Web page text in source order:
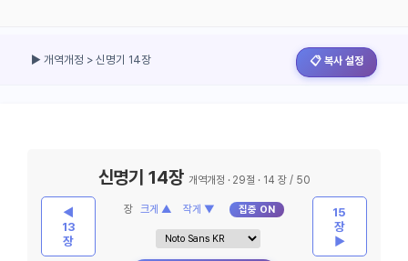
▶ 개역개정 > 신명기 14장 📋 복사 설정
◀
13
장
신명기 14장 개역개정 · 29절 · 14 장 / 50
장 크게 ▲ 작게 ▼ 집중 ON
15
장
▶